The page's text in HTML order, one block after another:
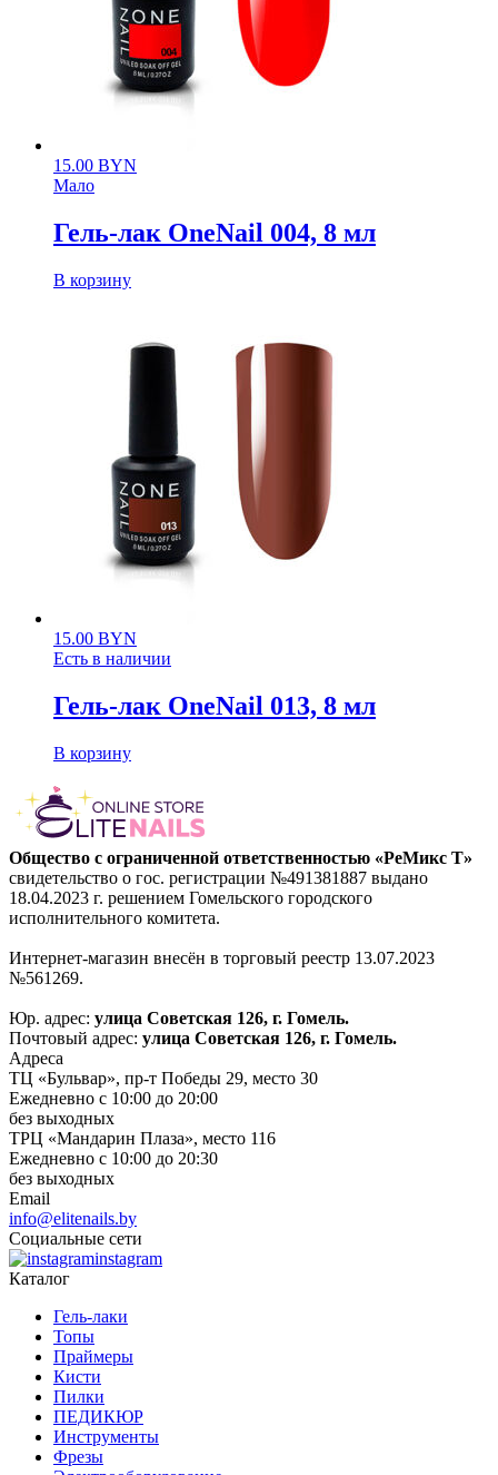
15.00 BYN
Мало
Гель-лак OneNail 004, 8 мл
В корзину
15.00 BYN
Есть в наличии
Гель-лак OneNail 013, 8 мл
В корзину
Общество с ограниченной ответственностью «РеМикс Т»
свидетельство о гос. регистрации №491381887 выдано
18.04.2023 г. решением Гомельского городского
исполнительного комитета.
Интернет-магазин внесён в торговый реестр 13.07.2023
№561269.
Юр. адрес: улица Советская 126, г. Гомель.
Почтовый адрес: улица Советская 126, г. Гомель.
Адреса
ТЦ «Бульвар», пр-т Победы 29, место 30
Ежедневно с 10:00 до 20:00
без выходных
ТРЦ «Мандарин Плаза», место 116
Ежедневно с 10:00 до 20:30
без выходных
Email
info@elitenails.by
Социальные сети
instagram
Каталог
Гель-лаки
Топы
Праймеры
Кисти
Пилки
ПЕДИКЮР
Инструменты
Фрезы